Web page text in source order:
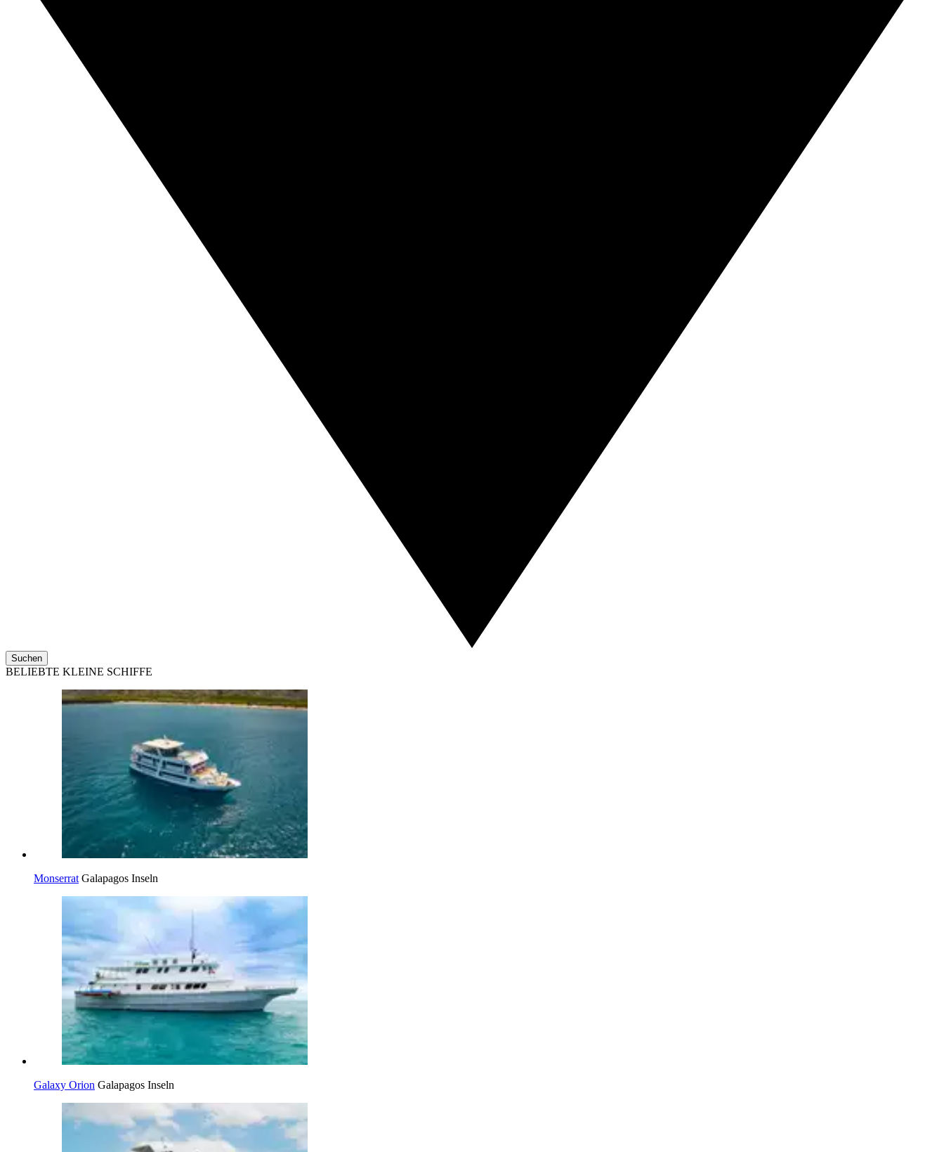
Suchen
BELIEBTE KLEINE SCHIFFE
Monserrat Galapagos Inseln
Galaxy Orion Galapagos Inseln